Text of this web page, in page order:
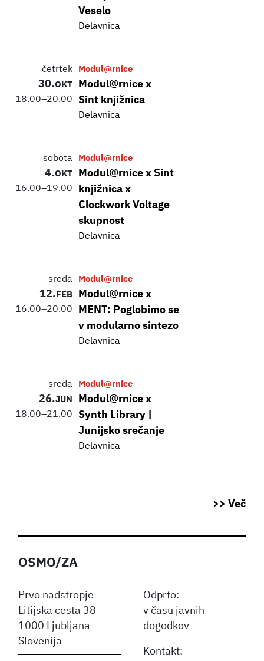
Veselo
Delavnica
četrtek
30.OKT
18.00–20.00
Modul@rnice
Modul@rnice x
Sint knjižnica
Delavnica
sobota
4.OKT
16.00–19.00
Modul@rnice
Modul@rnice x Sint
knjižnica x
Clockwork Voltage
skupnost
Delavnica
sreda
12.FEB
16.00–20.00
Modul@rnice
Modul@rnice x
MENT: Poglobimo se
v modularno sintezo
Delavnica
sreda
26.JUN
18.00–21.00
Modul@rnice
Modul@rnice x
Synth Library |
Junijsko srečanje
Delavnica
>> Več
OSMO/ZA
Prvo nadstropje
Litijska cesta 38
1000 Ljubljana
Slovenija
Odprto:
v času javnih
dogodkov
Kontakt: